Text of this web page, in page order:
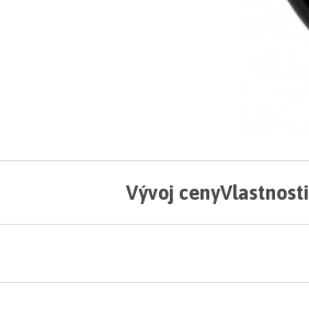
Vývoj cenyVlastnosti